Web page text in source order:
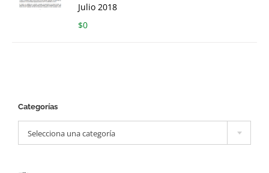
Julio 2018
$0
Categorías
Selecciona una categoría